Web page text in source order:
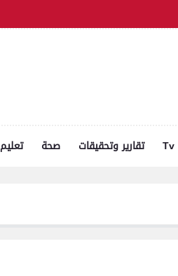
تقارير وتحقيقات صحة تعليم